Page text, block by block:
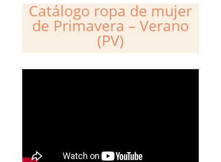
Catálogo ropa de mujer
de Primavera – Verano
(PV)